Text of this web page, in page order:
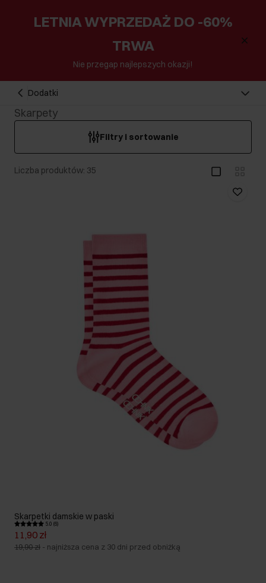
LETNIA WYPRZEDAŻ DO -60%
TRWA
Nie przegap najlepszych okazji!
Dodatki
Skarpety
Filtry i sortowanie
Liczba produktów: 35
Skarpetki damskie w paski
5.0 (6)
11,90 zł
19,90 zł - najniższa cena z 30 dni przed obniżką